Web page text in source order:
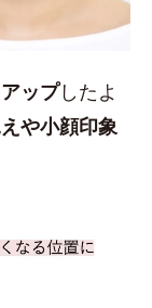
ップしたよ
や小顔印象